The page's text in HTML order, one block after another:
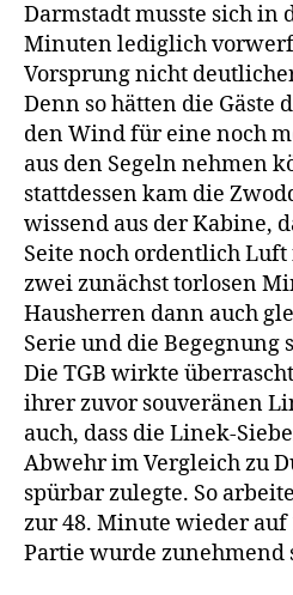
Darmstadt musste sich in
Minuten lediglich
Vorsprung nicht
Denn so hätten die Gäste
den Wind für eine noch
aus den Segeln nehmen
stattdessen kam die
wissend aus der Kabine,
Seite noch ordentlich Luft
zwei zunächst torlosen
Hausherren dann auch
Serie und die Begegnung
Die TGB wirkte
ihrer zuvor souveränen
auch, dass die Linek-
Abwehr im Vergleich zu
spürbar zulegte. So
zur 48. Minute wieder auf
Partie wurde zunehmend